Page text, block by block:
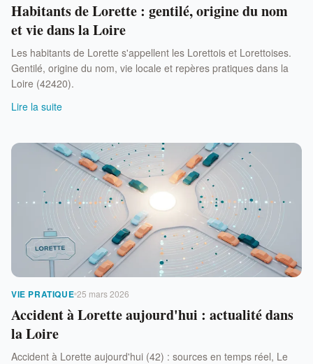
Habitants de Lorette : gentilé, origine du nom
et vie dans la Loire
Les habitants de Lorette s'appellent les Lorettois et Lorettoises.
Gentilé, origine du nom, vie locale et repères pratiques dans la
Loire (42420).
Lire la suite
VIE PRATIQUE 25 mars 2026
Accident à Lorette aujourd'hui : actualité dans
la Loire
Accident à Lorette aujourd'hui (42) : sources en temps réel, Le